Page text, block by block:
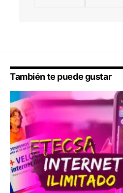
También te puede gustar